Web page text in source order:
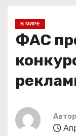
В МИРЕ
ФАС